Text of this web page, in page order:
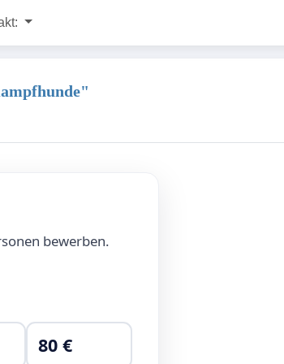
bewerben.
80 €